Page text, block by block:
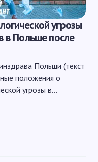
угрозы
в Польше после
Польши (текст
положения о
угрозы в…